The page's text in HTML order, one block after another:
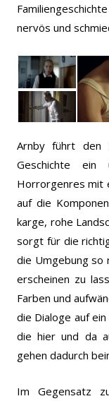
nervös und
Arnby führt den
Geschichte
Horrorgenres mit
auf die
karge, rohe
sorgt für die
die Umgebung so
erscheinen zu
Farben und
die Dialoge auf
die hier und da
gehen dadurch
Im Gegensatz